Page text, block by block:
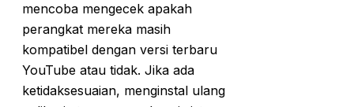
mencoba mengecek apakah
perangkat mereka masih
kompatibel dengan versi terbaru
YouTube atau tidak. Jika ada
ketidaksesuaian, menginstal ulang